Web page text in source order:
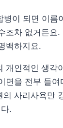
병이 되면 이름
조차 없거든요.
백하지요.
개인적인 생각
면을 전부 들
사리사욕만
.